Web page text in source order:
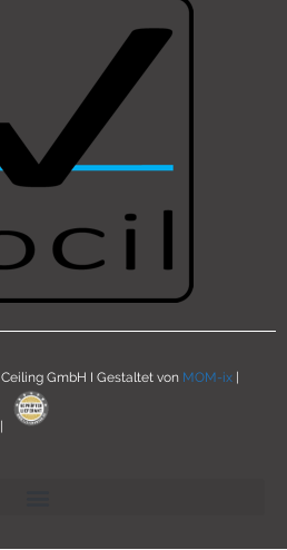
GmbH I Gestaltet von MOM-ix